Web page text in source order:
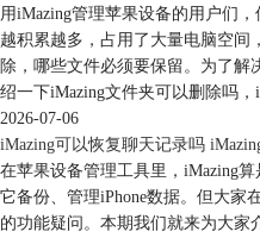
用iMazing管理苹果设备的用户们
越积累越多，占用了大量电脑空间
除，哪些文件必须要保留。为了解
绍一下iMazing文件夹可以删除吗，
2026-07-06
iMazing可以恢复聊天记录吗
在苹果设备管理工具里，iMazing
它备份、管理iPhone数据。但大家
的功能疑问。本期我们就来为大家